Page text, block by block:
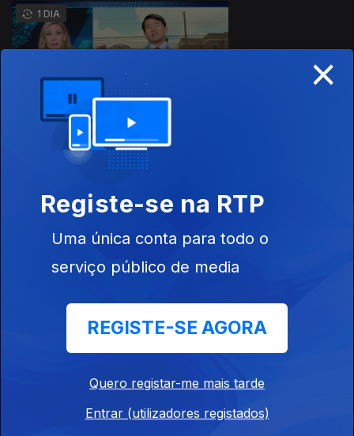
1 DIA
944869
Este conteúdo faz parte de Talk-
Dona da
×
Registe-se na RTP
Uma única conta para todo o
serviço público de media
REGISTE-SE AGORA
Quero registar-me mais tarde
Entrar (utilizadores registados)